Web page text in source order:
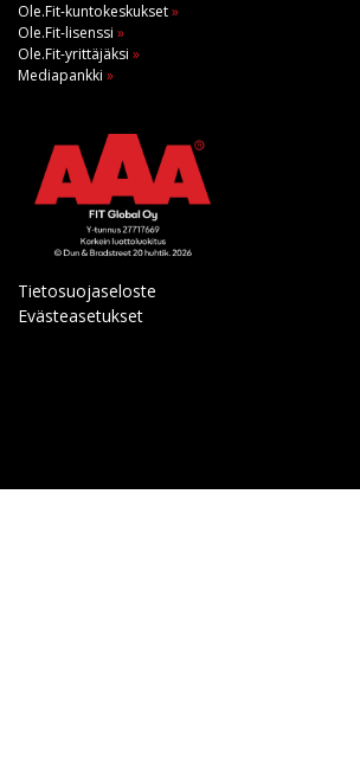
Ole.Fit-kuntokeskukset»
Ole.Fit-lisenssi »
Ole.Fit-yrittäjäksi »
Mediapankki »
Tietosuojaseloste
Evästeasetukset